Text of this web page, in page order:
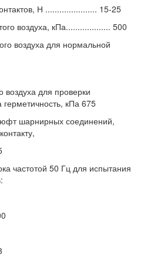
Н ...................... 15-25
воздуха, кПа................... 500
воздуха для нормальной
воздуха для проверки
герметичность, кПа 675
шарнирных соединений,
частотой 50 Гц для испытания